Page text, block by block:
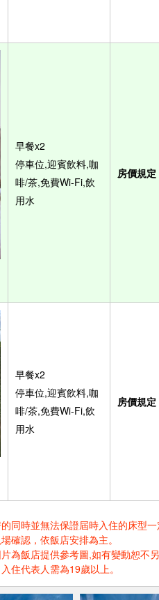
早餐x2
停車位,迎賓飲料,咖
啡/茶,免費Wi-Fi,飲
用水
房價規定
早餐x2
停車位,迎賓飲料,咖
啡/茶,免費Wi-Fi,飲
用水
房價規定
同時並無法保證屆時入住的床型
確認，依飯店安排為主。
為飯店提供參考圖,如有變動恕不
住代表人需為19歲以上。